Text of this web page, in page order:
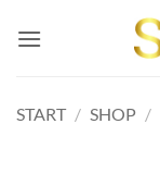
Inhalt
START / SHOP /